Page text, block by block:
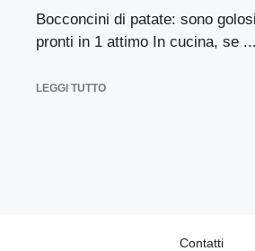
Bocconcini di patate: sono
pronti in 1 attimo In cucina, se ...
LEGGI TUTTO
Contatti